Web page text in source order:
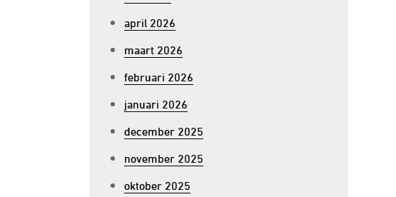
april 2026
maart 2026
februari 2026
januari 2026
december 2025
november 2025
oktober 2025